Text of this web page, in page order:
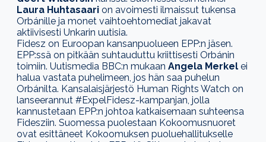
Laura Huhtasaari on avoimesti ilmaissut tukensa
Orbánille ja monet vaihtoehtomediat jakavat
aktiivisesti Unkarin uutisia.
Fidesz on Euroopan kansanpuolueen EPP:n jäsen.
EPP:ssä on pitkään suhtauduttu kriittisesti Orbánin
toimiin. Uutismedia BBC:n mukaan Angela Merkel ei
halua vastata puhelimeen, jos hän saa puhelun
Orbánilta. Kansalaisjärjestö Human Rights Watch on
lanseerannut #ExpelFidesz-kampanjan, jolla
kannustetaan EPP:n johtoa katkaisemaan suhteensa
Fidesziin. Suomessa puolestaan Kokoomusnuoret
ovat esittäneet Kokoomuksen puoluehallitukselle